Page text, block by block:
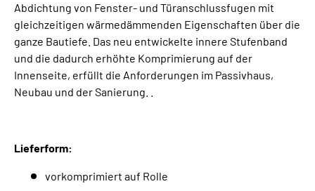
Abdichtung von Fenster- und Türanschlussfugen mit
gleichzeitigen wärmedämmenden Eigenschaften über die
ganze Bautiefe. Das neu entwickelte innere Stufenband
und die dadurch erhöhte Komprimierung auf der
Innenseite, erfüllt die Anforderungen im Passivhaus,
Neubau und der Sanierung. .
Lieferform:
vorkomprimiert auf Rolle